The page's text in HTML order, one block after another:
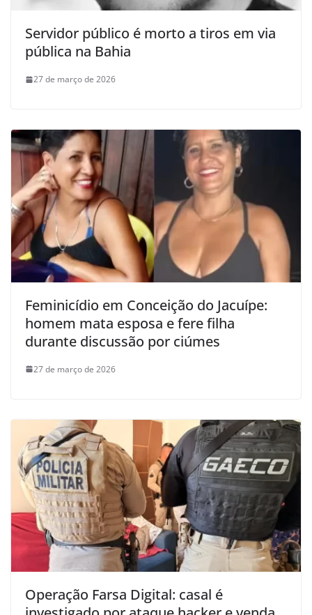
Servidor público é morto a tiros em via
pública na Bahia
27 de março de 2026
Feminicídio em Conceição do Jacuípe:
homem mata esposa e fere filha
durante discussão por ciúmes
27 de março de 2026
Operação Farsa Digital: casal é